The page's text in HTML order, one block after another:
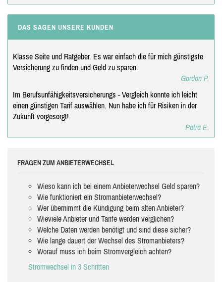
DAS SAGEN UNSERE KUNDEN
Klasse Seite und Ratgeber. Es war einfach die für mich günstigste
Versicherung zu finden und Geld zu sparen.
Gordon P.
Im Berufsunfähigkeitsversicherungs - Vergleich konnte ich leicht
einen günstigen Tarif auswählen. Nun habe ich für Risiken in der
Zukunft vorgesorgt!
Petra E.
FRAGEN ZUM ANBIETERWECHSEL
Wieso kann ich bei einem Anbieterwechsel Geld sparen?
Wie funktioniert ein Stromanbieterwechsel?
Wer übernimmt die Kündigung beim alten Anbieter?
Wieviele Anbieter und Tarife werden verglichen?
Welche Daten werden benötigt und sind diese sicher?
Wie lange dauert der Wechsel des Stromanbieters?
Worauf muss ich beim Stromvergleich achten?
Stromwechsel in 3 Schritten